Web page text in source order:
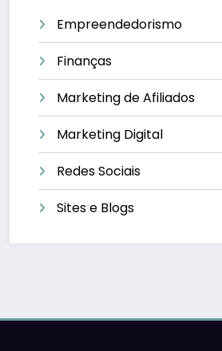
Empreendedorismo
Finanças
Marketing de Afiliados
Marketing Digital
Redes Sociais
Sites e Blogs